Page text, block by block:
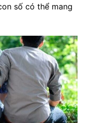
số có thể mang